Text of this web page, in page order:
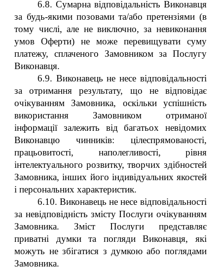
6.8. Сумарна відповідальність Виконавця
за будь-якими позовами та/або претензіями (в
тому числі, але не виключно, за невиконання
умов Оферти) не може перевищувати суму
платежу, сплаченого Замовником за Послугу
Виконавця.
6.9. Виконавець не несе відповідальності
за отримання результату, що не відповідає
очікуванням Замовника, оскільки успішність
використання Замовником отриманої
інформації залежить від багатьох невідомих
Виконавцю чинників: цілеспрямованості,
працьовитості, наполегливості, рівня
інтелектуального розвитку, творчих здібностей
Замовника, інших його індивідуальних якостей
і персональних характеристик.
6.10. Виконавець не несе відповідальності
за невідповідність змісту Послуги очікуванням
Замовника. Зміст Послуги представляє
приватні думки та погляди Виконавця, які
можуть не збігатися з думкою або поглядами
Замовника.